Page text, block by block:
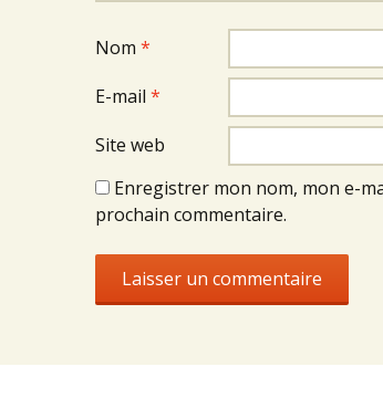
Nom *
E-mail *
Site web
Enregistrer mon nom, mon e-
prochain commentaire.